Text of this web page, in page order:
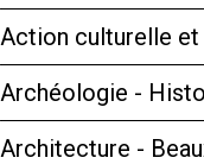
Action culturelle
Archéologie -
Architecture -